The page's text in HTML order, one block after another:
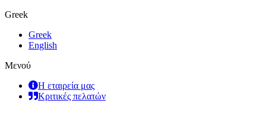
Greek
Greek
English
Μενού
Η εταιρεία μας
Κριτικές πελατών